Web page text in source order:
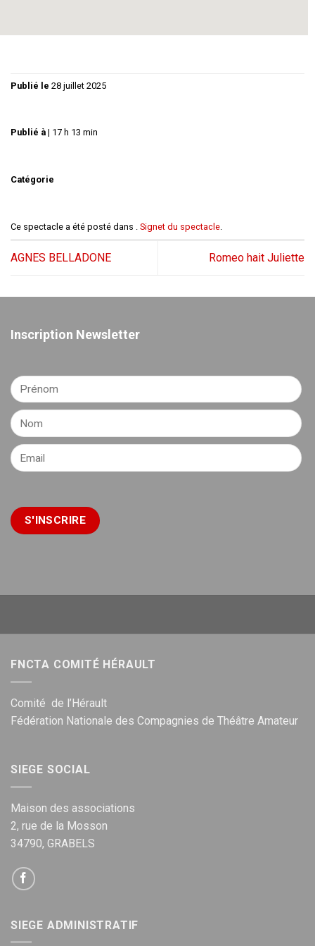
Publié le 28 juillet 2025
Publié à | 17 h 13 min
Catégorie
Ce spectacle a été posté dans . Signet du spectacle
AGNES BELLADONE Romeo hait Juliette
Inscription Newsletter
FNCTA COMITÉ HÉRAULT
Comité de l’Hérault
Fédération Nationale des Compagnies de Théâtre Amateur
SIEGE SOCIAL
Maison des associations
2, rue de la Mosson
34790, GRABELS
SIEGE ADMINISTRATIF